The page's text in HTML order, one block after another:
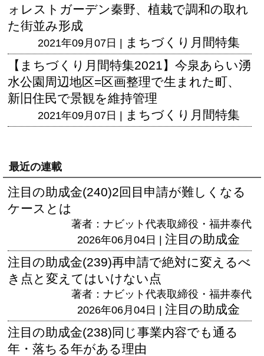
ォレストガーデン秦野、植栽で調和の取れ
た街並み形成
2021年09月07日 | まちづくり月間特集
【まちづくり月間特集2021】今泉あらい湧
水公園周辺地区=区画整理で生まれた町、
新旧住民で景観を維持管理
2021年09月07日 | まちづくり月間特集
最近の連載
注目の助成金(240)2回目申請が難しくなる
ケースとは
著者：ナビット代表取締役・福井泰代
2026年06月04日 | 注目の助成金
注目の助成金(239)再申請で絶対に変えるべ
き点と変えてはいけない点
著者：ナビット代表取締役・福井泰代
2026年06月04日 | 注目の助成金
注目の助成金(238)同じ事業内容でも通る
年・落ちる年がある理由